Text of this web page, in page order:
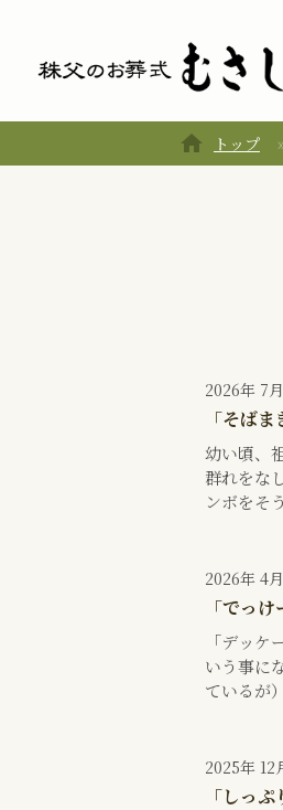
home トップ
2026年 7
「そば
幼い頃、
群れをな
ンボを
2026年 4
「でっ
「デッ
いう事に
ている
2025年 12
「しっ